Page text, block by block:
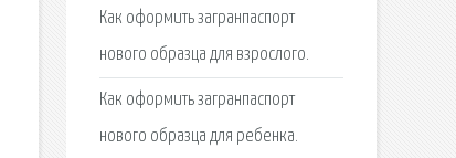
Как оформить загранпаспорт
нового образца для взрослого.
Как оформить загранпаспорт
нового образца для ребенка.